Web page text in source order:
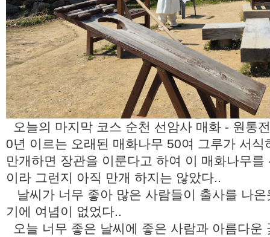
오늘의 마지막 코스 순천 선암사 매화 - 원통
0년 이르는 오래된 매화나무 50여 그루가 서식
만개하면 장관을 이룬다고 하여 이 매화나무
이라 그런지 아직 만개 하지는 않았다..
날씨가 너무 좋아 많은 사람들이 출사를 나
기에 여념이 없었다..
오늘 너무 좋은 날씨에 좋은 사람과 아름다